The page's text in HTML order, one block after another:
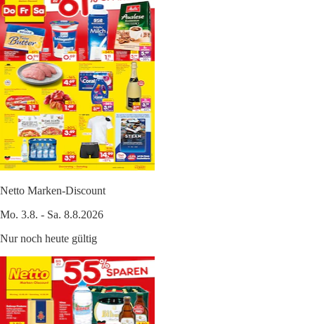
Netto Marken-Discount
Mo. 3.8. - Sa. 8.8.2026
Nur noch heute gültig